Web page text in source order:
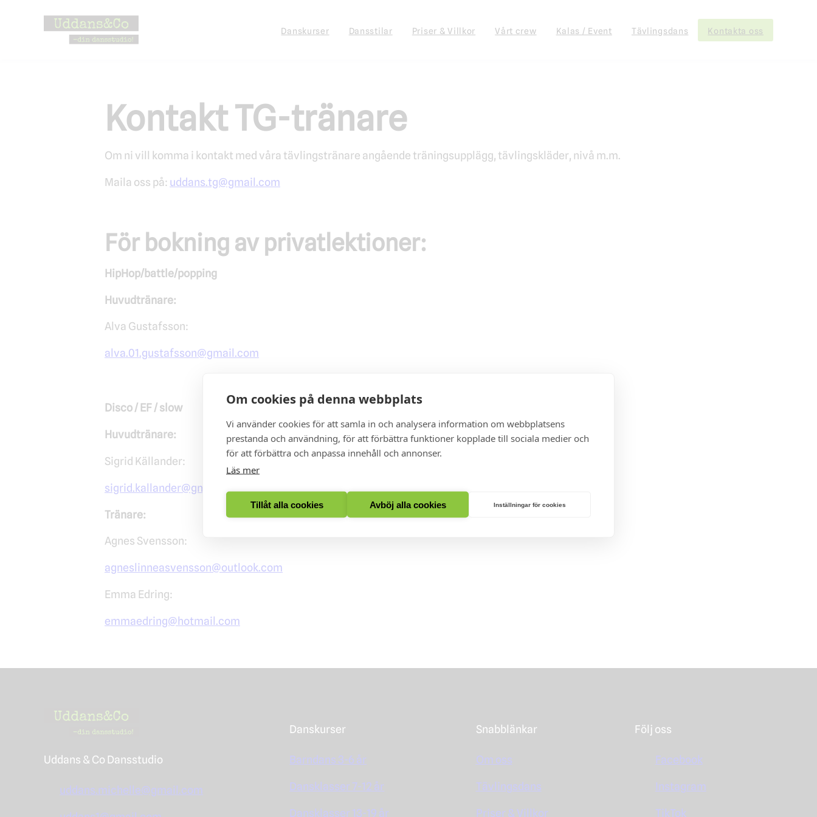
Om cookies på denna webbplats
Vi använder cookies för att samla in och analysera information om webbplatsens
prestanda och användning, för att förbättra funktioner kopplade till sociala medier och
för att förbättra och anpassa innehåll och annonser.
Läs mer
Tillåt alla cookies Avböj alla cookies Inställningar för cookies
Danskurser Dansstilar Priser & Villkor Vårt crew Kalas / Event Tävlingsdans Kontakta oss
Kontakt TG-tränare
Om ni vill komma i kontakt med våra tävlingstränare angående träningsupplägg, tävlingskläder, nivå m.m.
Maila oss på: uddans.tg@gmail.com
För bokning av privatlektioner:
HipHop/battle/popping
Huvudtränare:
Alva Gustafsson:
alva.01.gustafsson@gmail.com
Disco / EF / slow
Huvudtränare:
Sigrid Källander:
sigrid.kallander@gmail.com
Tränare:
Agnes Svensson:
agneslinneasvensson@outlook.com
Emma Edring:
emmaedring@hotmail.com
Uddans & Co Dansstudio
uddans.michelle@gmail.com
Danskurser
Barndans 3-6 år
Dansklasser 7-12 år
Dansklasser 13-19 år
Snabblänkar
Om oss
Tävlingsdans
Priser & Villkor
Följ oss
Facebook
Instagram
TikTok